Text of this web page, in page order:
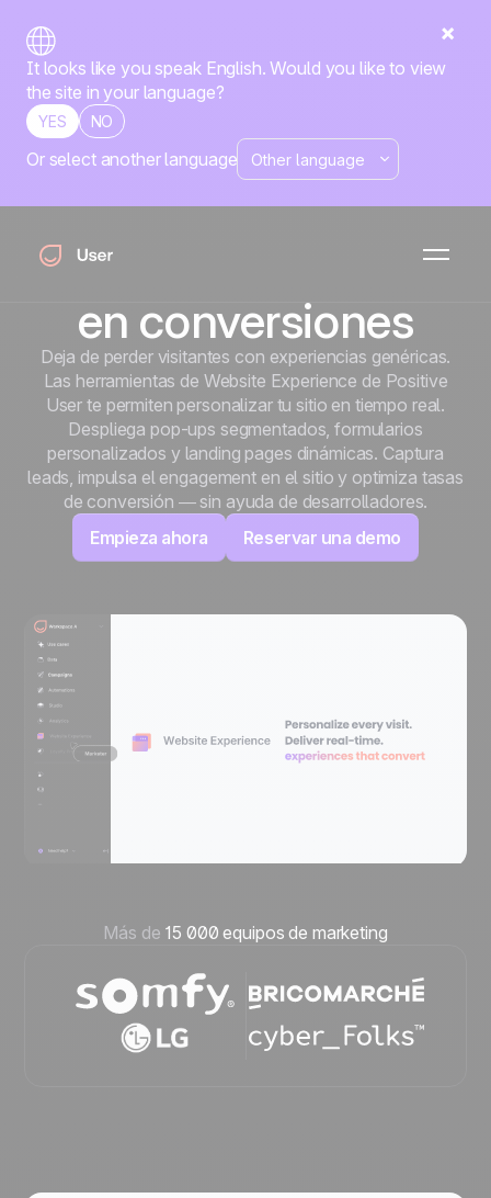
It looks like you speak English. Would you like to view
the site in your language?
YES NO
Or select another language
Inicio Todas las funcionalidades Experiencia web
Personalización web
que convierte visitas
en conversiones
Deja de perder visitantes con experiencias genéricas.
Las herramientas de Website Experience de Positive
User te permiten personalizar tu sitio en tiempo real.
Despliega pop-ups segmentados, formularios
personalizados y landing pages dinámicas. Captura
leads, impulsa el engagement en el sitio y optimiza tasas
de conversión — sin ayuda de desarrolladores.
Empieza ahora
Reservar una demo
Más de 15 000 equipos de marketing